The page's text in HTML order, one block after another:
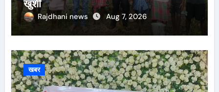
खुशी
Rajdhani news Aug 7, 2026
खबर